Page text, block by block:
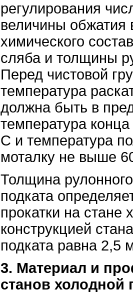
регулирования
величины обжатия
химического
сляба и толщины
Перед чистовой
температура
должна быть в
температура
С и температура
моталку не выше
Толщина
подката
прокатки на стане
конструкцией
подката равна 2,5
3. Материал и
станов холодной